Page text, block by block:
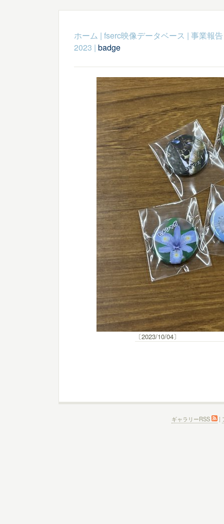
ホーム | fserc映像データベース | 事業報告
2023 | badge
〔2023/10/04〕
ギャラリーRSS |